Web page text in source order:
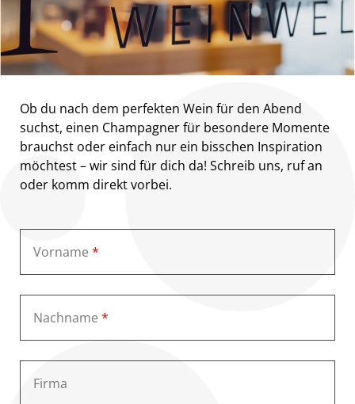
Ob du nach dem perfekten Wein für den Abend
suchst, einen Champagner für besondere Momente
brauchst oder einfach nur ein bisschen Inspiration
möchtest – wir sind für dich da! Schreib uns, ruf an
oder komm direkt vorbei.
Vorname *
Nachname *
Firma